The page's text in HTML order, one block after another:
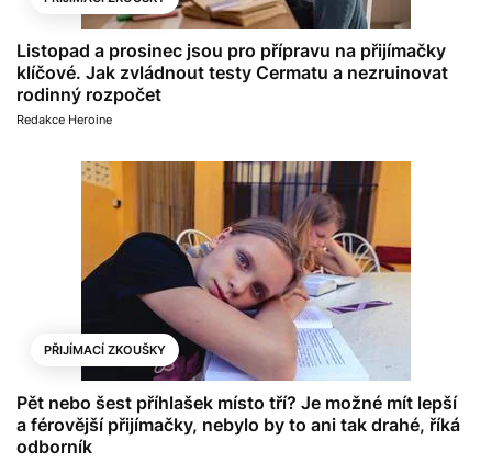
Listopad a prosinec jsou pro přípravu na přijímačky
klíčové. Jak zvládnout testy Cermatu a nezruinovat
rodinný rozpočet
Redakce Heroine
PŘIJÍMACÍ ZKOUŠKY
Pět nebo šest příhlašek místo tří? Je možné mít lepší
a férovější přijímačky, nebylo by to ani tak drahé, říká
odborník